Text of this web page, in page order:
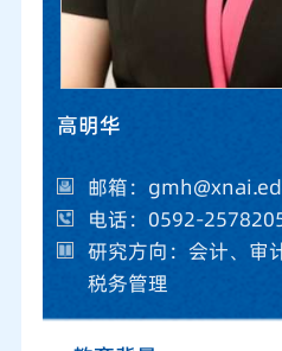
高明华
邮箱：
电话：0592-
研究方向：会计、审
税务管理